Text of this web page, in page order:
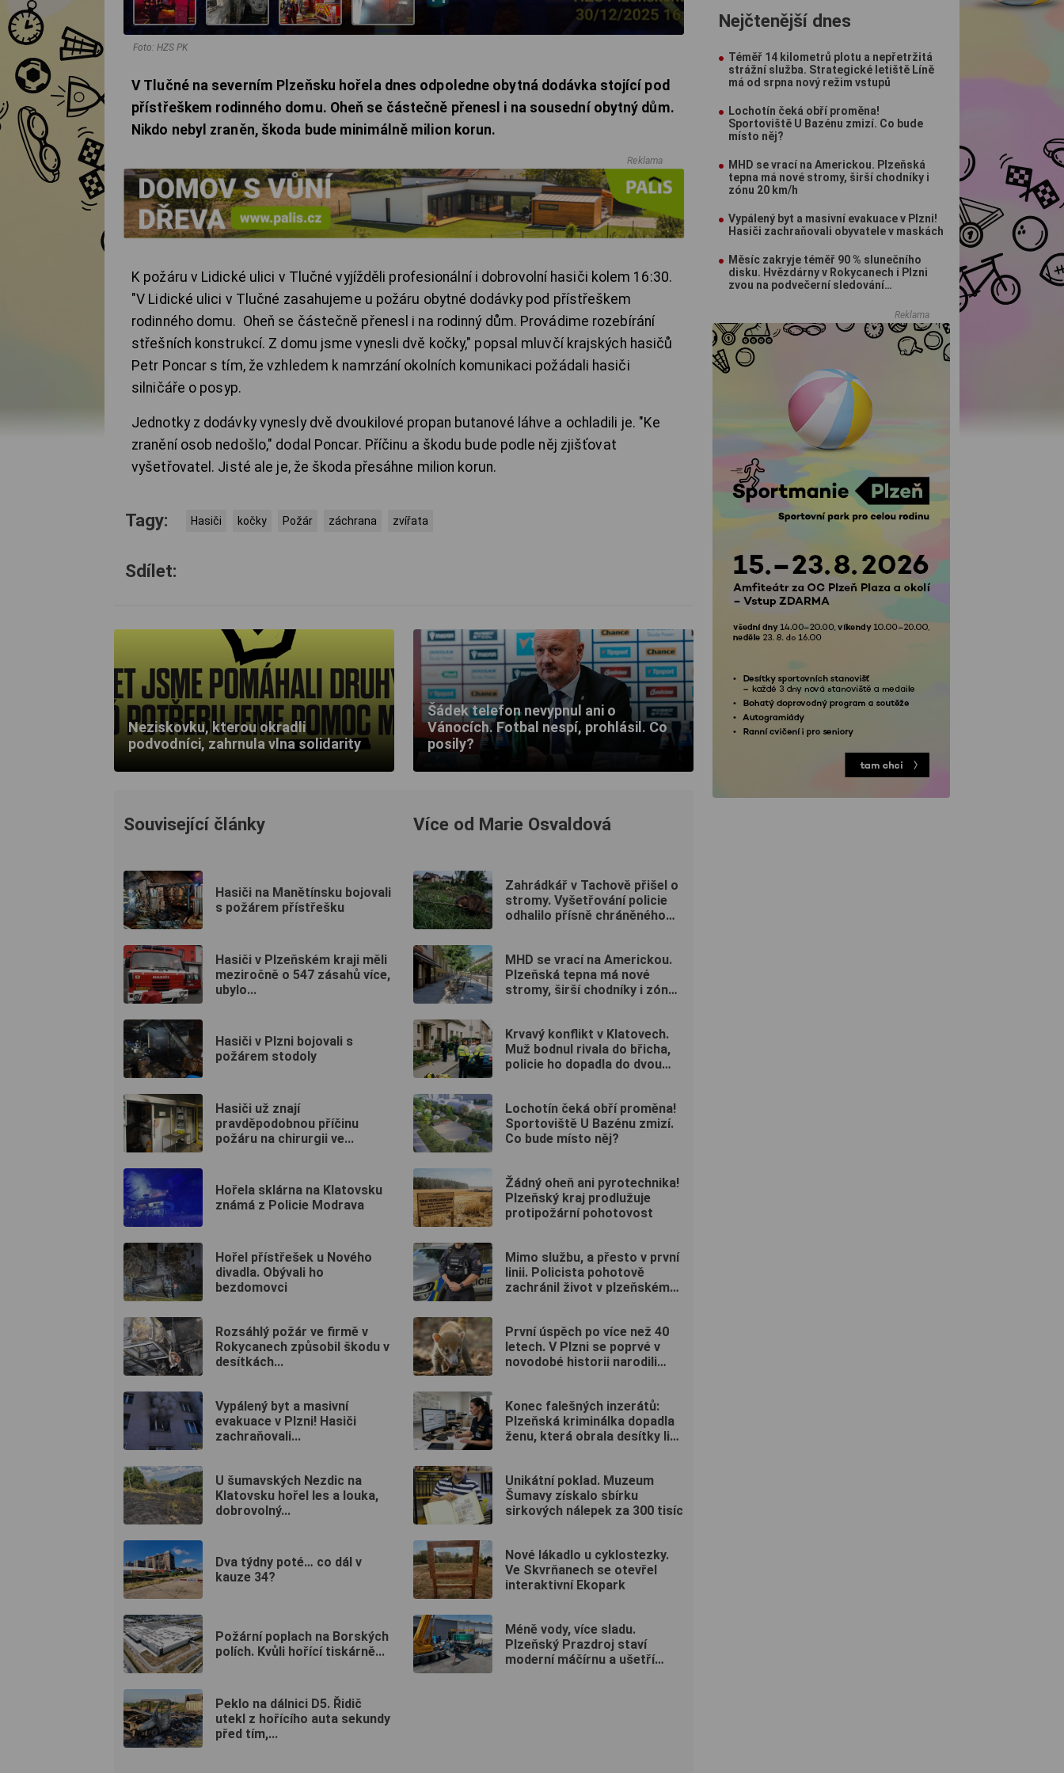
Foto: HZS PK
V Tlučné na severním Plzeňsku hořela dnes odpoledne obytná dodávka stojící pod
přístřeškem rodinného domu. Oheň se částečně přenesl i na sousední obytný dům.
Nikdo nebyl zraněn, škoda bude minimálně milion korun.
Reklama
K požáru v Lidické ulici v Tlučné vyjížděli profesionální i dobrovolní hasiči kolem 16:30.
"V Lidické ulici v Tlučné zasahujeme u požáru obytné dodávky pod přístřeškem
rodinného domu. Oheň se částečně přenesl i na rodinný dům. Provádime rozebírání
střešních konstrukcí. Z domu jsme vynesli dvě kočky," popsal mluvčí krajských hasičů
Petr Poncar s tím, že vzhledem k namrzání okolních komunikaci požádali hasiči
silničáře o posyp.
Jednotky z dodávky vynesly dvě dvoukilové propan butanové láhve a ochladili je. "Ke
zranění osob nedošlo," dodal Poncar. Příčinu a škodu bude podle něj zjišťovat
vyšetřovatel. Jisté ale je, že škoda přesáhne milion korun.
Tagy: Hasiči kočky Požár záchrana zvířata
Sdílet:
Neziskovku, kterou okradli
podvodníci, zahrnula vlna solidarity
Šádek telefon nevypnul ani o
Vánocích. Fotbal nespí, prohlásil. Co
posily?
Související články
Hasiči na Manětínsku bojovali
s požárem přístřešku
Hasiči v Plzeňském kraji měli
meziročně o 547 zásahů více,
ubylo...
Hasiči v Plzni bojovali s
požárem stodoly
Hasiči už znají
pravděpodobnou příčinu
požáru na chirurgii ve...
Hořela sklárna na Klatovsku
známá z Policie Modrava
Hořel přístřešek u Nového
divadla. Obývali ho
bezdomovci
Rozsáhlý požár ve firmě v
Rokycanech způsobil škodu v
desítkách...
Vypálený byt a masivní
evakuace v Plzni! Hasiči
zachraňovali...
U šumavských Nezdic na
Klatovsku hořel les a louka,
dobrovolný...
Dva týdny poté… co dál v
kauze 34?
Požární poplach na Borských
polích. Kvůli hořící tiskárně...
Peklo na dálnici D5. Řidič
utekl z hořícího auta sekundy
před tím,...
Více od Marie Osvaldová
Zahrádkář v Tachově přišel o
stromy. Vyšetřování policie
odhalilo přísně chráněného
MHD se vrací na Americkou.
Plzeňská tepna má nové
stromy, širší chodníky i zónu
Krvavý konflikt v Klatovech.
Muž bodnul rivala do břicha,
policie ho dopadla do dvou
Lochotín čeká obří proměna!
Sportoviště U Bazénu zmizí.
Co bude místo něj?
Žádný oheň ani pyrotechnika!
Plzeňský kraj prodlužuje
protipožární pohotovost
Mimo službu, a přesto v první
linii. Policista pohotově
zachránil život v plzeňském
První úspěch po více než 40
letech. V Plzni se poprvé v
novodobé historii narodili
Konec falešných inzerátů:
Plzeňská kriminálka dopadla
ženu, která obrala desítky lidí
Unikátní poklad. Muzeum
Šumavy získalo sbírku
sirkových nálepek za 300 tisíc
Nové lákadlo u cyklostezky.
Ve Skvrňanech se otevřel
interaktivní Ekopark
Méně vody, více sladu.
Plzeňský Prazdroj staví
moderní máčírnu a ušetří
Nejčtenější dnes
Téměř 14 kilometrů plotu a nepřetržitá
strážní služba. Strategické letiště Líně
má od srpna nový režim vstupů
Lochotín čeká obří proměna!
Sportoviště U Bazénu zmizí. Co bude
místo něj?
MHD se vrací na Americkou. Plzeňská
tepna má nové stromy, širší chodníky i
zónu 20 km/h
Vypálený byt a masivní evakuace v Plzni!
Hasiči zachraňovali obyvatele v maskách
Měsíc zakryje téměř 90 % slunečního
disku. Hvězdárny v Rokycanech i Plzni
zvou na podvečerní sledování
Reklama